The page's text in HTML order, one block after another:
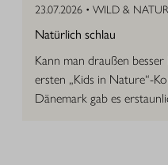
23.07.2026 • WILD & NATUR
Natürlich schlau
Kann man draußen besser
ersten „Kids in Nature“-
Dänemark gab es